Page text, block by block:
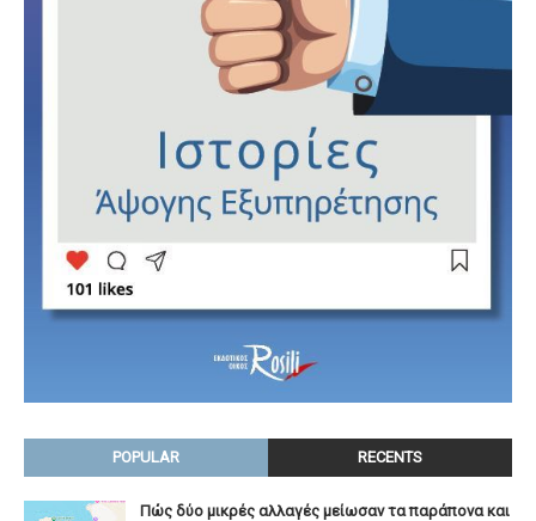
POPULAR RECENTS
Πώς δύο μικρές αλλαγές μείωσαν τα παράπονα και